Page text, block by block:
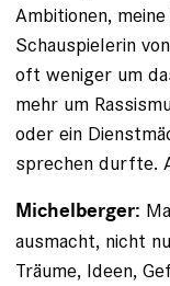
Ambitionen,
Schauspielerin
oft weniger um
mehr um
oder ein
sprechen durfte.
Michelberger:
ausmacht, nicht
Träume, Ideen,